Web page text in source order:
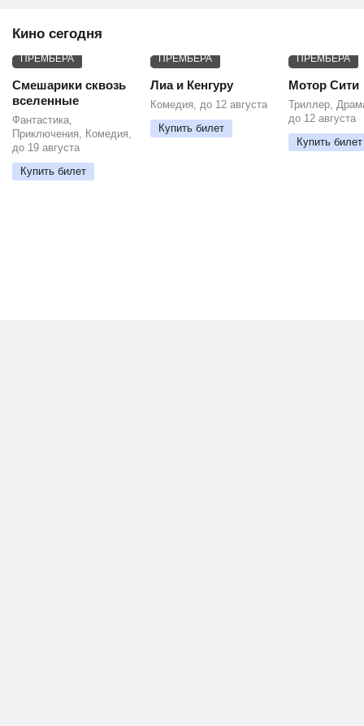
Кино сегодня
ПРЕМЬЕРА
Смешарики сквозь
вселенные
Фантастика,
Приключения, Комедия,
до 19 августа
Купить билет
ПРЕМЬЕРА
Лиа и Кенгуру
Комедия, до 12 августа
Купить билет
ПРЕМЬЕРА
Мотор Сити
Триллер,
до 12 августа
Купить билет